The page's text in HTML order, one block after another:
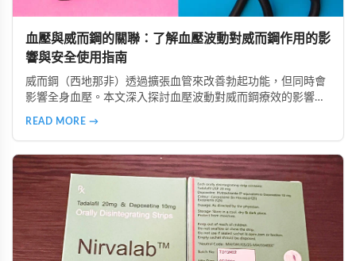
血壓與威而鋼的關聯：了解血壓波動對威而鋼作用的影
響與安全使用指南
威而鋼（西地那非）透過擴張血管來改善勃起功能，但同時會
影響全身血壓。本文深入探討血壓波動對威而鋼療效的影響，
在兼顧安全的前提下提升性生活品質。
READ MORE →